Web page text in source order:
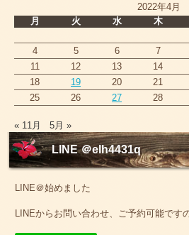
2022年4月
月
火 水 木
4
5 6 7
11
12 13 14
18
19 20 21
25
26 27 28
« 11月 5月 »
LINE ＠elh4431q
LINE＠始めました
LINEからお問い合わせ、ご予約可能です